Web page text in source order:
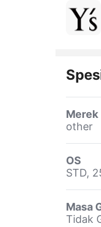
Merek
other
OS
STD,
Masa
Tidak